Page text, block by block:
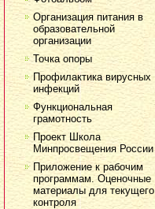
Организация питания в
образовательной
организации
Точка опоры
Профилактика вирусных
инфекций
Функциональная
грамотность
Проект Школа
Минпросвещения России
Приложение к рабочим
программам. Оценочные
материалы для текущего
контроля